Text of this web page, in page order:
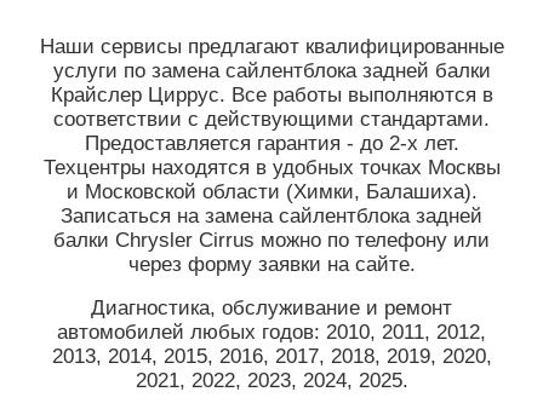
Наши сервисы предлагают квалифицированные
услуги по замена сайлентблока задней балки
Крайслер Циррус. Все работы выполняются в
соответствии с действующими стандартами.
Предоставляется гарантия - до 2-х лет.
Техцентры находятся в удобных точках Москвы
и Московской области (Химки, Балашиха).
Записаться на замена сайлентблока задней
балки Chrysler Cirrus можно по телефону или
через форму заявки на сайте.
Диагностика, обслуживание и ремонт
автомобилей любых годов: 2010, 2011, 2012,
2013, 2014, 2015, 2016, 2017, 2018, 2019, 2020,
2021, 2022, 2023, 2024, 2025.